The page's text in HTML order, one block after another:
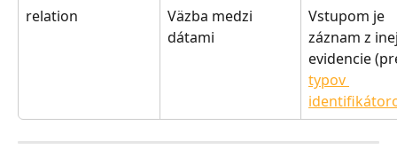
relation
Väzba medzi
dátami
Vstupom je
záznam z
evidencie
typov